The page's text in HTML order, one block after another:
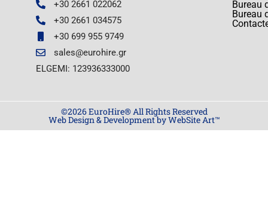
+30 2661 022062
+30 2661 034575
+30 699 955 9749
sales@eurohire.gr
ELGEMI: 123936333000
Bureau
Bureau
©2026 EuroHire® All Rights Reserved
Web Design & Development by WebSite Art™